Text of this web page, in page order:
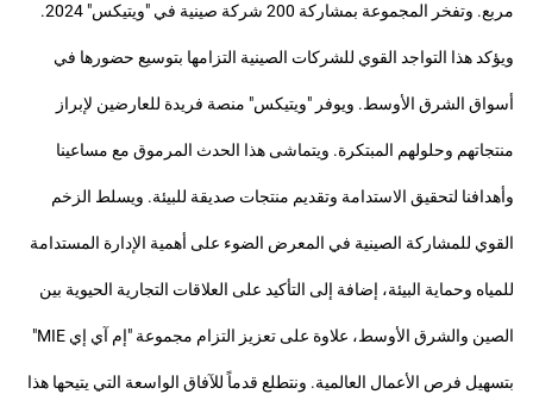
مربع. وتفخر المجموعة بمشاركة 200 شركة صينية في "ويتيكس" 2024.
ويؤكد هذا التواجد القوي للشركات الصينية التزامها بتوسيع حضورها في
أسواق الشرق الأوسط. ويوفر "ويتيكس" منصة فريدة للعارضين لإبراز
منتجاتهم وحلولهم المبتكرة. ويتماشى هذا الحدث المرموق مع مساعينا
وأهدافنا لتحقيق الاستدامة وتقديم منتجات صديقة للبيئة. ويسلط الزخم
القوي للمشاركة الصينية في المعرض الضوء على أهمية الإدارة المستدامة
للمياه وحماية البيئة، إضافة إلى التأكيد على العلاقات التجارية الحيوية بين
الصين والشرق الأوسط، علاوة على تعزيز التزام مجموعة "إم آي إي MIE"
بتسهيل فرص الأعمال العالمية. ونتطلع قدماً للآفاق الواسعة التي يتيحها هذا